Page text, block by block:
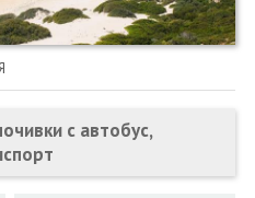
с автобус,